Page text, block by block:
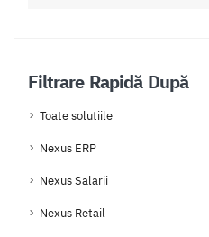
Filtrare Rapidă După
Toate solutiile
Nexus ERP
Nexus Salarii
Nexus Retail